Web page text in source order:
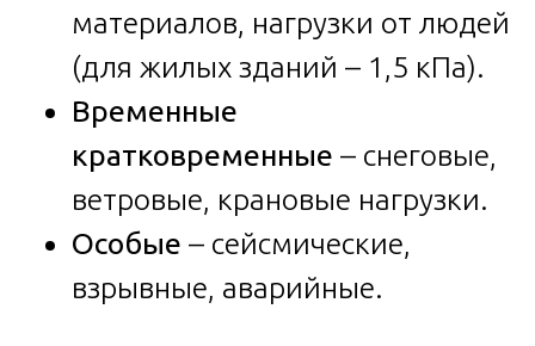
материалов, нагрузки от людей
(для жилых зданий – 1,5 кПа).
Временные
кратковременные – снеговые,
ветровые, крановые нагрузки.
Особые – сейсмические,
взрывные, аварийные.